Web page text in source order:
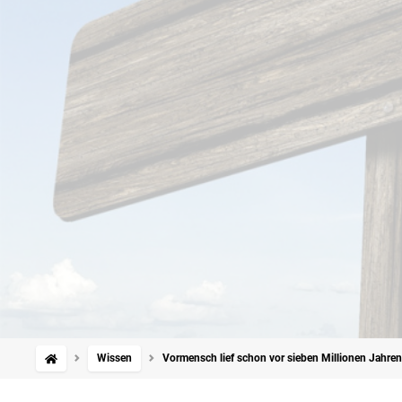
Wissen Vormensch lief schon vor sieben Millionen